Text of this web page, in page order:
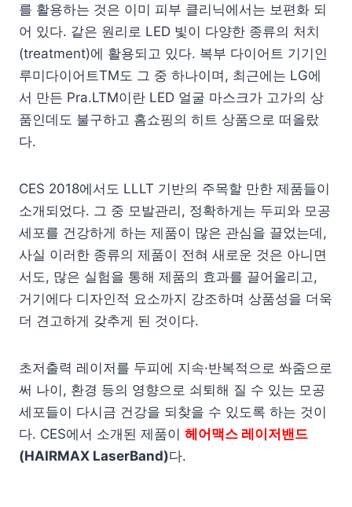
를 활용하는 것은 이미 피부 클리닉에서는 보편화 되
어 있다. 같은 원리로 LED 빛이 다양한 종류의 처치
(treatment)에 활용되고 있다. 복부 다이어트 기기인
루미다이어트TM도 그 중 하나이며, 최근에는 LG에
서 만든 Pra.LTM이란 LED 얼굴 마스크가 고가의 상
품인데도 불구하고 홈쇼핑의 히트 상품으로 떠올랐
다.
CES 2018에서도 LLLT 기반의 주목할 만한 제품들이
소개되었다. 그 중 모발관리, 정확하게는 두피와 모공
세포를 건강하게 하는 제품이 많은 관심을 끌었는데,
사실 이러한 종류의 제품이 전혀 새로운 것은 아니면
서도, 많은 실험을 통해 제품의 효과를 끌어올리고,
거기에다 디자인적 요소까지 강조하며 상품성을 더욱
더 견고하게 갖추게 된 것이다.
초저출력 레이저를 두피에 지속·반복적으로 쏴줌으로
써 나이, 환경 등의 영향으로 쇠퇴해 질 수 있는 모공
세포들이 다시금 건강을 되찾을 수 있도록 하는 것이
다. CES에서 소개된 제품이 헤어맥스 레이저밴드
(HAIRMAX LaserBand)다.